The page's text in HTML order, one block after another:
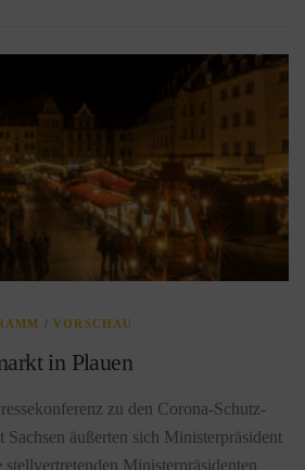
/VORSCHAU
in Plauen
zu den Corona-Schutz-
Sachsen äußerten sich Ministerpräsident
Ministerpräsidenten